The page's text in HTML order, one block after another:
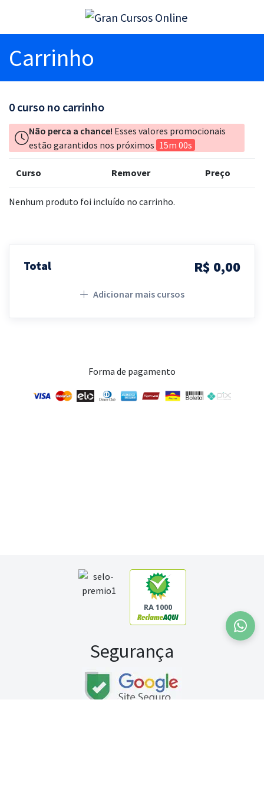
Carrinho
0 curso no carrinho
Não perca a chance! Esses valores promocionais
estão garantidos nos próximos 15m 00s
Curso Remover Preço
Nenhum produto foi incluído no carrinho.
Total R$ 0,00
Adicionar mais cursos
Forma de pagamento
RA 1000
Segurança